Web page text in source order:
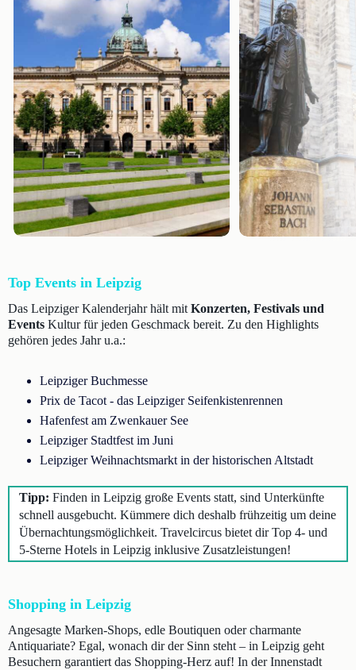
Top Events in Leipzig
Das Leipziger Kalenderjahr hält mit Konzerten, Festivals und
Events Kultur für jeden Geschmack bereit. Zu den Highlights
gehören jedes Jahr u.a.:
Leipziger Buchmesse
Prix de Tacot - das Leipziger Seifenkistenrennen
Hafenfest am Zwenkauer See
Leipziger Stadtfest im Juni
Leipziger Weihnachtsmarkt in der historischen Altstadt
Tipp: Finden in Leipzig große Events statt, sind Unterkünfte
schnell ausgebucht. Kümmere dich deshalb frühzeitig um deine
Übernachtungsmöglichkeit. Travelcircus bietet dir Top 4- und
5-Sterne Hotels in Leipzig inklusive Zusatzleistungen!
Shopping in Leipzig
Angesagte Marken-Shops, edle Boutiquen oder charmante
Antiquariate? Egal, wonach dir der Sinn steht – in Leipzig geht
Besuchern garantiert das Shopping-Herz auf! In der Innenstadt